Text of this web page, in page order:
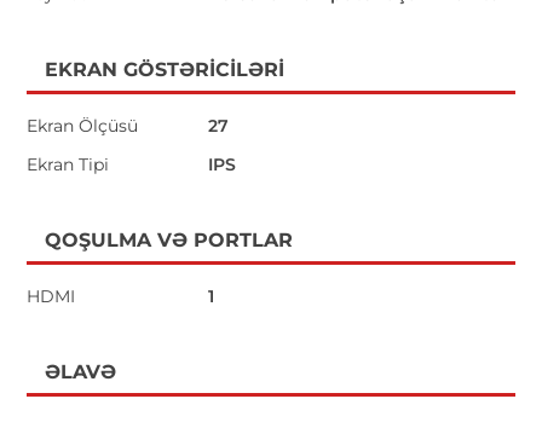
EKRAN GÖSTƏRICILƏRI
Ekran Ölçüsü
27
Ekran Tipi
IPS
QOŞULMA VƏ PORTLAR
HDMI 1
ƏLAVƏ